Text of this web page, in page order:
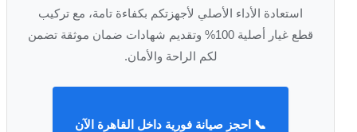
استعادة الأداء الأصلي لأجهزتكم بكفاءة تامة، مع تركيب
قطع غيار أصلية 100% وتقديم شهادات ضمان موثقة تضمن
لكم الراحة والأمان.
📞 احجز صيانة فورية داخل القاهرة الآن